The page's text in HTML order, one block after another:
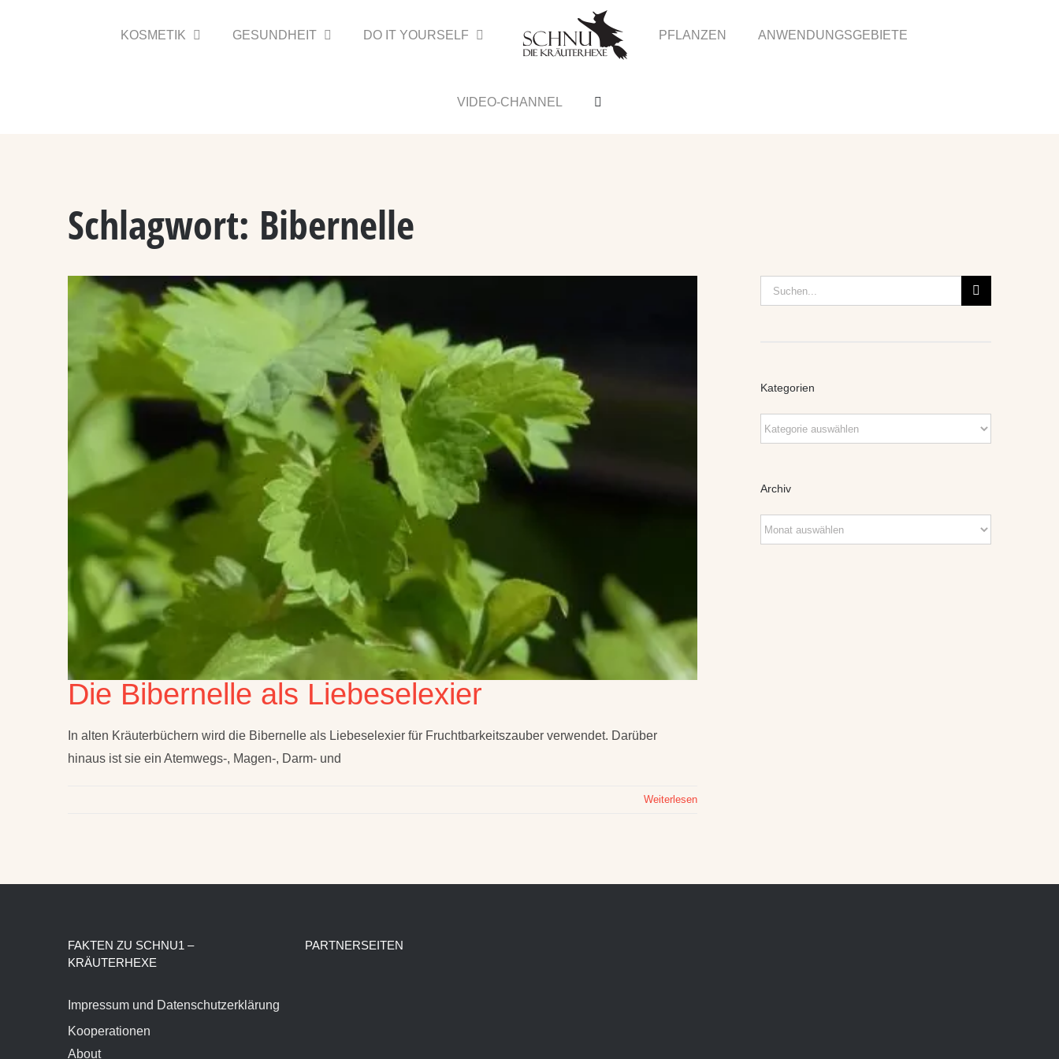
KOSMETIK GESUNDHEIT DO IT YOURSELF PFLANZEN ANWENDUNGSGEBIETE
VIDEO-CHANNEL
Schlagwort: Bibernelle
Die Bibernelle als Liebeselexier
In alten Kräuterbüchern wird die Bibernelle als Liebeselexier für Fruchtbarkeitszauber verwendet. Darüber
hinaus ist sie ein Atemwegs-, Magen-, Darm- und
Weiterlesen
Suche
nach:
Kategorien
Kategorien
Archiv
Archiv
FAKTEN ZU SCHNU1 –
KRÄUTERHEXE
Impressum und Datenschutzerklärung
Kooperationen
About
PARTNERSEITEN